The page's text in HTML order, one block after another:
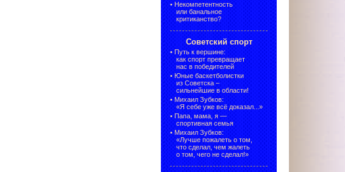
• Некомпетентность
или банальное
критиканство?
Советский спорт
• Путь к вершине:
как спорт превращает
нас в победителей
• Юные баскетболистки
из Советска –
сильнейшие в области!
• Михаил Зубков:
«Я себе уже всё доказал...»
• Папа, мама, я —
спортивная семья
• Михаил Зубков:
«Лучше пожалеть о том,
что сделал, чем жалеть
о том, чего не сделал!»